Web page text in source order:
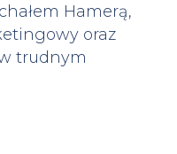
Hamerą,
oraz
trudnym